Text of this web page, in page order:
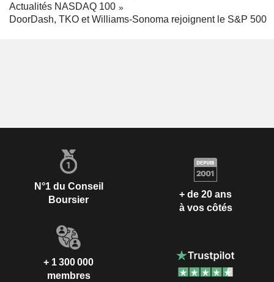
Actualités NASDAQ 100
DoorDash, TKO et Williams-Sonoma rejoignent le S&P 500
N°1 du Conseil
Boursier
+ de 20 ans
à vos côtés
+ 1 300 000
membres